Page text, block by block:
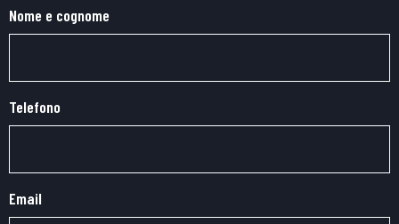
Nome e cognome
Telefono
Email